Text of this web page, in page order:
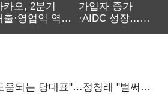
카오, 2분기
출·영업익 역대
가입자 증가
·AIDC 성장…
움되는 당대표"…정청래 "벌써